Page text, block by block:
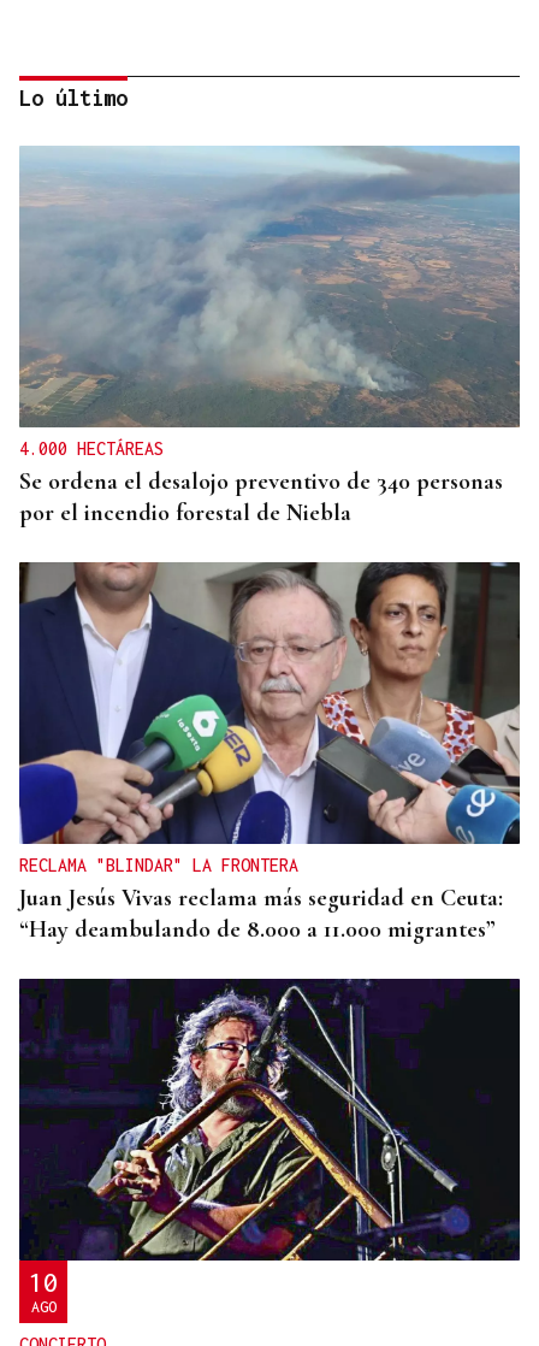
SEGURIDAD INFANTIL
Un tribunal de Estados Unidos multa a Meta con
567 millones de dólares por perjudicar la salud
mental de los menores
Lo último
4.000 HECTÁREAS
Se ordena el desalojo preventivo de 340 personas
por el incendio forestal de Niebla
RECLAMA "BLINDAR" LA FRONTERA
Juan Jesús Vivas reclama más seguridad en Ceuta:
“Hay deambulando de 8.000 a 11.000 migrantes”
10
AGO